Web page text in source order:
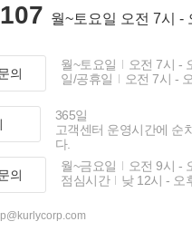
월~토요일 오전 7시 -
의
월~토요일
오전 7시 -
일/공휴일
오전 7시 -
365일
고객센터 운영시간에 순
다.
의
월~금요일
오전 9시 -
점심시간
낮 12시 - 오